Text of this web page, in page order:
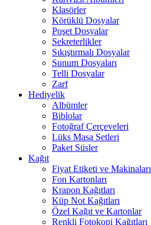
Klasörler
Körüklü Dosyalar
Poşet Dosyalar
Sekreterlikler
Sıkıştırmalı Dosyalar
Sunum Dosyaları
Telli Dosyalar
Zarf
Hediyelik
Albümler
Biblolar
Fotoğraf Çerçeveleri
Lüks Masa Setleri
Paket Süsler
Kağıt
Fiyat Etiketi ve Makinaları
Fon Kartonları
Krapon Kağıtları
Küp Not Kağıtları
Özel Kağıt ve Kartonlar
Renkli Fotokopi Kağıtları